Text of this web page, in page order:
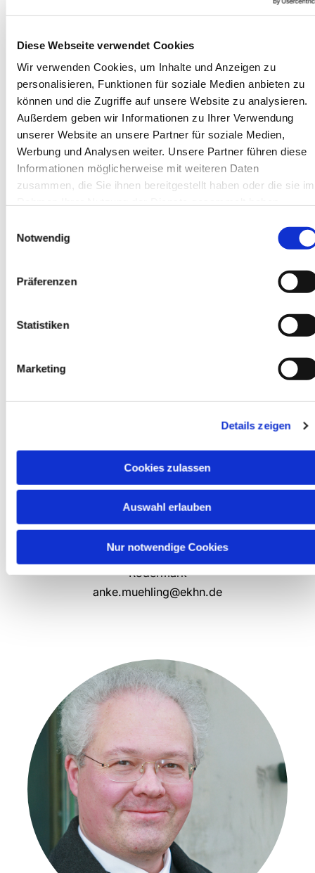
Diese Webseite verwendet Cookies
Wir verwenden Cookies, um Inhalte und Anzeigen zu
personalisieren, Funktionen für soziale Medien anbieten zu
können und die Zugriffe auf unsere Website zu analysieren.
Außerdem geben wir Informationen zu Ihrer Verwendung
unserer Website an unsere Partner für soziale Medien,
Werbung und Analysen weiter. Unsere Partner führen diese
Informationen möglicherweise mit weiteren Daten
zusammen, die Sie ihnen bereitgestellt haben oder die sie im
Notwendig
Präferenzen
Statistiken
Marketing
Details zeigen
Cookies zulassen
Auswahl erlauben
Nur notwendige Cookies
Kirsten
Lippek
Jügesheim
Tel. (0151) 23215050
kirsten.lippek@ekhn.de
Dr. Anke Mühling
Rödermark
anke.muehling@ekhn.de